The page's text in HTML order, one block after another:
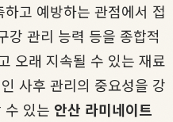
고 예방하는 관점에서 접
강 관리 능력 등을 종합적
오래 지속될 수 있는 재료
사후 관리의 중요성을 강
수 있는 안산 라미네이트